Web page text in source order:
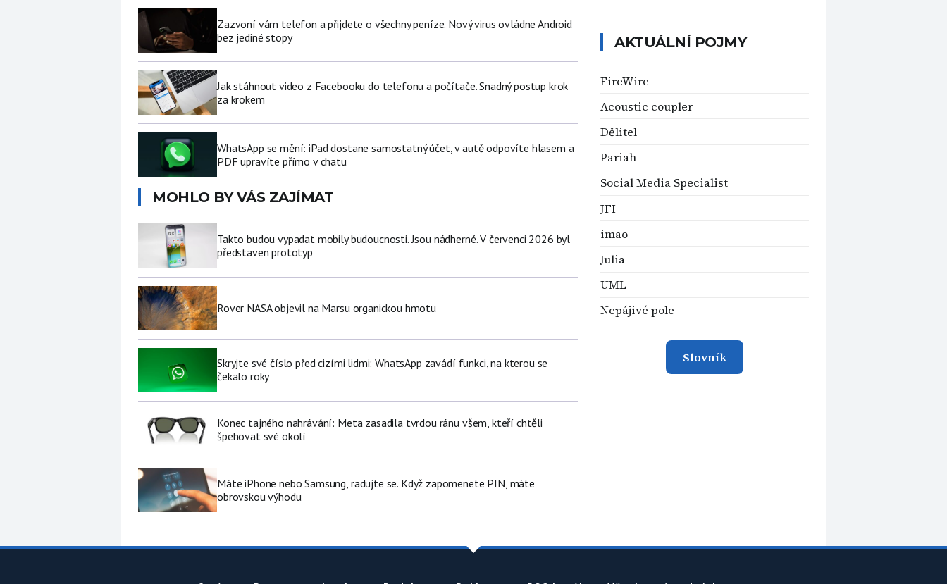
Zazvoní vám telefon a přijdete o všechny peníze. Nový virus ovládne Android
bez jediné stopy
Jak stáhnout video z Facebooku do telefonu a počítače. Snadný postup krok
za krokem
WhatsApp se mění: iPad dostane samostatný účet, v autě odpovíte hlasem a
PDF upravíte přímo v chatu
MOHLO BY VÁS ZAJÍMAT
Takto budou vypadat mobily budoucnosti. Jsou nádherné. V červenci 2026 byl
představen prototyp
Rover NASA objevil na Marsu organickou hmotu
Skryjte své číslo před cizími lidmi: WhatsApp zavádí funkci, na kterou se
čekalo roky
Konec tajného nahrávání: Meta zasadila tvrdou ránu všem, kteří chtěli
špehovat své okolí
Máte iPhone nebo Samsung, radujte se. Když zapomenete PIN, máte
obrovskou výhodu
AKTUÁLNÍ POJMY
FireWire
Acoustic coupler
Dělitel
Pariah
Social Media Specialist
JFI
imao
Julia
UML
Nepájivé pole
Slovník